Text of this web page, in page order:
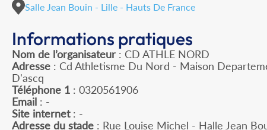
Salle Jean Bouin - Lille - Hauts De France
Informations pratiques
Nom de l’organisateur : CD ATHLE NORD
Adresse : Cd Athletisme Du Nord - Maison
D'ascq
Téléphone 1 : 0320561906
Email : -
Site internet: -
Adresse du stade : Rue Louise Michel - Halle Jean